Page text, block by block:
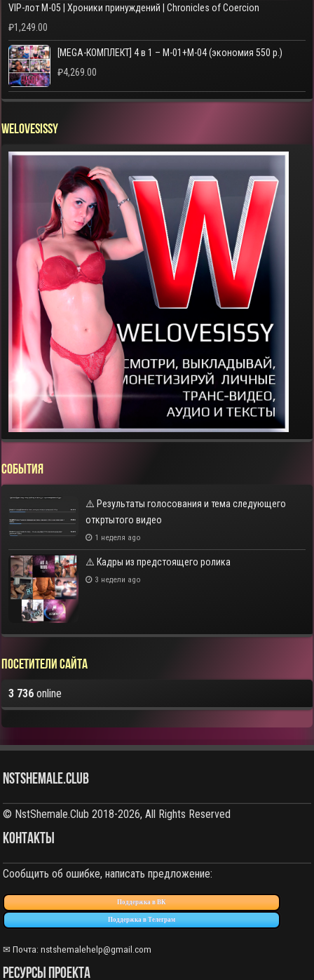
VIP-лот M-05 | Хроники принуждений | Chronicles of Coercion
₽1,249.00
[MEGA-КОМПЛЕКТ] 4 в 1 – M-01+M-04 (экономия 550 р.)
₽4,269.00
WELOVESISSY
СОБЫТИЯ
⚠️ Результаты голосования и тема следующего
откртытого видео
1 неделя ago
⚠️ Кадры из предстоящего ролика
3 недели ago
Посетители сайта
3 736 online
NstShemale.Club
© NstShemale.Club 2018-2026, All Rights Reserved
КОНТАКТЫ
Сообщить об ошибке, написать предложение:
Поддержка в ВК
Поддержка в Телеграм
✉ Почта: nstshemalehelp@gmail.com
РЕСУРСЫ ПРОЕКТА